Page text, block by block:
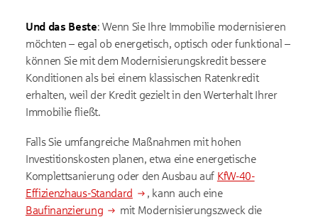
Und das Beste: Wenn Sie Ihre Immobilie modernisieren
möchten – egal ob energetisch, optisch oder funktional –
können Sie mit dem Modernisierungskredit bessere
Konditionen als bei einem klassischen Ratenkredit
erhalten, weil der Kredit gezielt in den Werterhalt Ihrer
Immobilie fließt.
Falls Sie umfangreiche Maßnahmen mit hohen
Investitionskosten planen, etwa eine energetische
Komplettsanierung oder den Ausbau auf KfW-40-
Effizienzhaus-Standard
, kann auch eine
Baufinanzierung
mit Modernisierungszweck die